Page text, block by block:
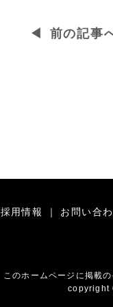
前の記事
採用情報 ｜ お問い合
このホームページに掲載
copyright